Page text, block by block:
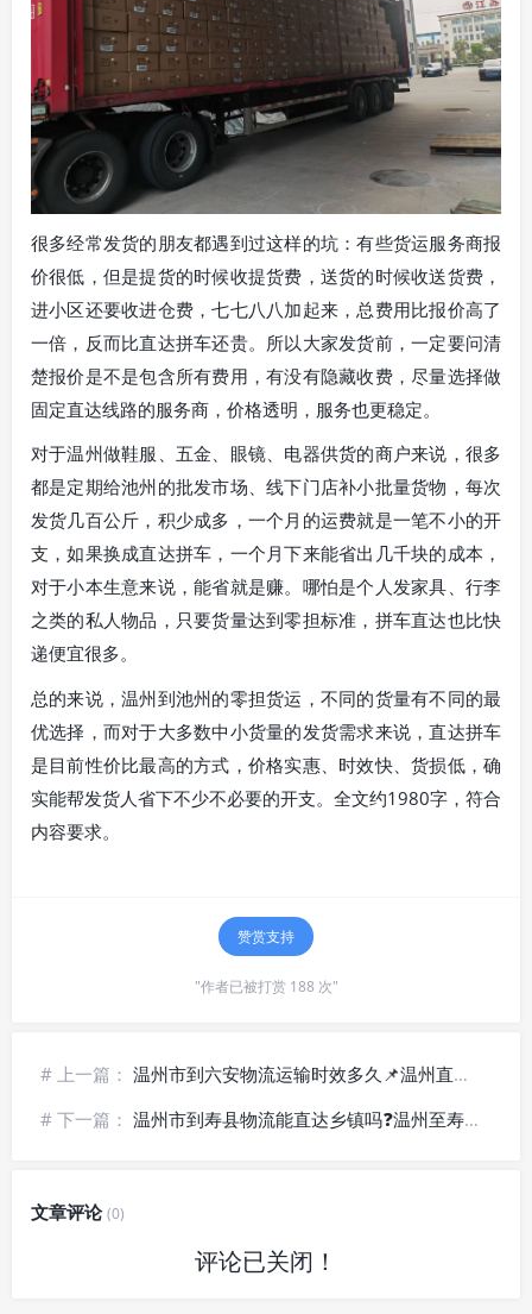
很多经常发货的朋友都遇到过这样的坑：有些货运服务商报
价很低，但是提货的时候收提货费，送货的时候收送货费，
进小区还要收进仓费，七七八八加起来，总费用比报价高了
一倍，反而比直达拼车还贵。所以大家发货前，一定要问清
楚报价是不是包含所有费用，有没有隐藏收费，尽量选择做
固定直达线路的服务商，价格透明，服务也更稳定。
对于温州做鞋服、五金、眼镜、电器供货的商户来说，很多
都是定期给池州的批发市场、线下门店补小批量货物，每次
发货几百公斤，积少成多，一个月的运费就是一笔不小的开
支，如果换成直达拼车，一个月下来能省出几千块的成本，
对于小本生意来说，能省就是赚。哪怕是个人发家具、行李
之类的私人物品，只要货量达到零担标准，拼车直达也比快
递便宜很多。
总的来说，温州到池州的零担货运，不同的货量有不同的最
优选择，而对于大多数中小货量的发货需求来说，直达拼车
是目前性价比最高的方式，价格实惠、时效快、货损低，确
实能帮发货人省下不少不必要的开支。全文约1980字，符合
内容要求。
赞赏支持
"作者已被打赏 188 次"
# 上一篇： 温州市到六安物流运输时效多久📌温州直达六安货运_县域全境派送
# 下一篇： 温州市到寿县物流能直达乡镇吗❓温州至寿县货运_末端落地配送
文章评论(0)
评论已关闭！